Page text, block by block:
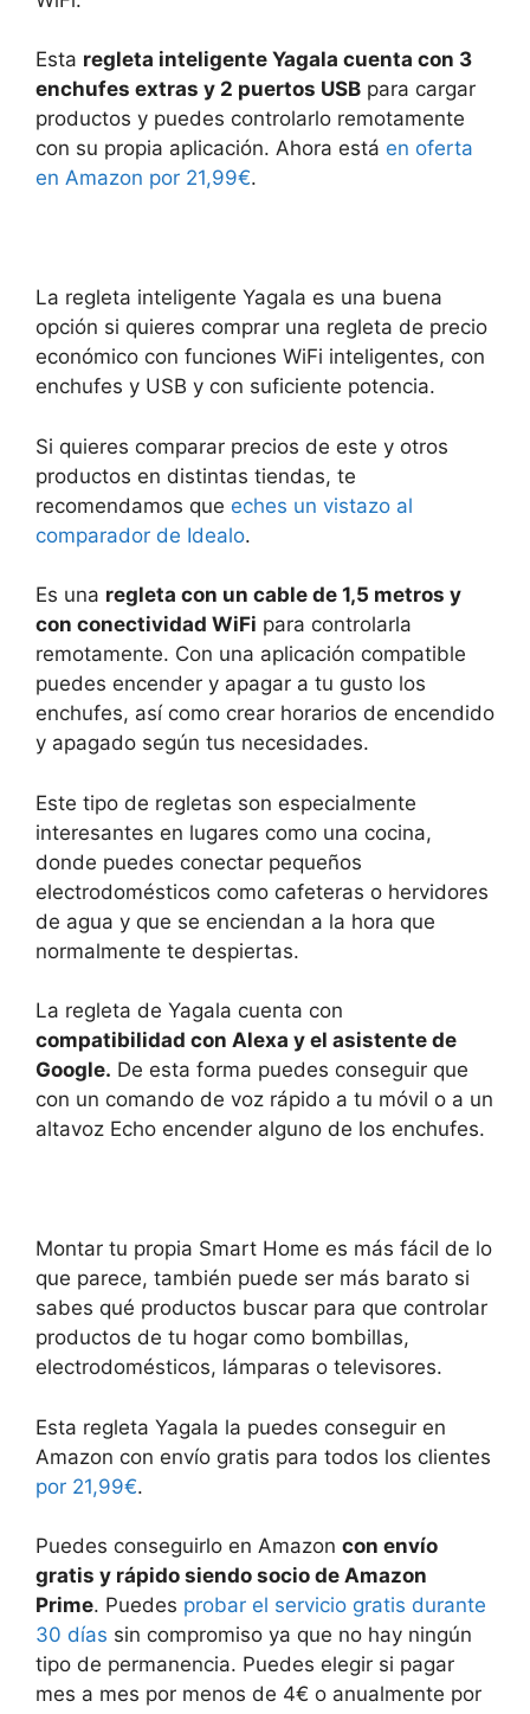
Esta regleta inteligente Yagala cuenta con 3
enchufes extras y 2 puertos USB para cargar
productos y puedes controlarlo remotamente
con su propia aplicación. Ahora está en oferta
en Amazon por 21,99€.
La regleta inteligente Yagala es una buena
opción si quieres comprar una regleta de precio
económico con funciones WiFi inteligentes, con
enchufes y USB y con suficiente potencia.
Si quieres comparar precios de este y otros
productos en distintas tiendas, te
recomendamos que eches un vistazo al
comparador de Idealo.
Es una regleta con un cable de 1,5 metros y
con conectividad WiFi para controlarla
remotamente. Con una aplicación compatible
puedes encender y apagar a tu gusto los
enchufes, así como crear horarios de encendido
y apagado según tus necesidades.
Este tipo de regletas son especialmente
interesantes en lugares como una cocina,
donde puedes conectar pequeños
electrodomésticos como cafeteras o hervidores
de agua y que se enciendan a la hora que
normalmente te despiertas.
La regleta de Yagala cuenta con
compatibilidad con Alexa y el asistente de
Google. De esta forma puedes conseguir que
con un comando de voz rápido a tu móvil o a un
altavoz Echo encender alguno de los enchufes.
Montar tu propia Smart Home es más fácil de lo
que parece, también puede ser más barato si
sabes qué productos buscar para que controlar
productos de tu hogar como bombillas,
electrodomésticos, lámparas o televisores.
Esta regleta Yagala la puedes conseguir en
Amazon con envío gratis para todos los clientes
por 21,99€.
Puedes conseguirlo en Amazon con envío
gratis y rápido siendo socio de Amazon
Prime. Puedes probar el servicio gratis durante
30 días sin compromiso ya que no hay ningún
tipo de permanencia. Puedes elegir si pagar
mes a mes por menos de 4€ o anualmente por